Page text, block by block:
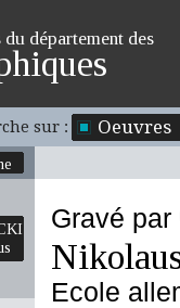
département des
sur : Oeuvres
Gravé par
Ecole